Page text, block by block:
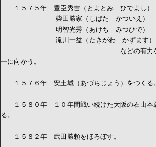
１５７５年 豊臣秀吉（とよとみ ひでよし
柴田勝家（しばた かついえ） →
明智光秀（あけち みつひで） →
滝川一益（たきがわ かずます） →
などの有力な家臣を大将とし
一に向かう。
１５７６年 安土城（あづちじょう）をつくる
１５８０年 １０年間戦い続けた大阪の石山本
る。
１５８２年 武田勝頼をほろぼす。